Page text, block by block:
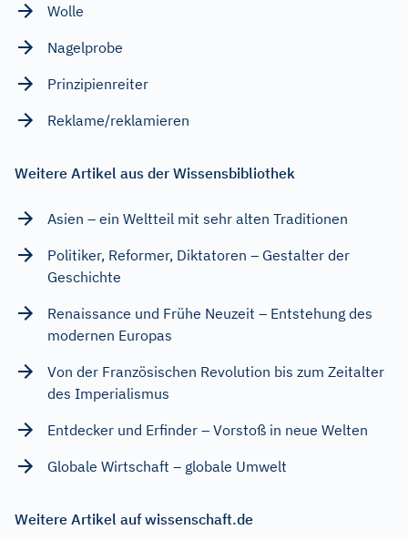
Wolle
Nagelprobe
Prinzipienreiter
Reklame/reklamieren
Weitere Artikel aus der Wissensbibliothek
Asien – ein Weltteil mit sehr alten Traditionen
Politiker, Reformer, Diktatoren – Gestalter der
Geschichte
Renaissance und Frühe Neuzeit – Entstehung des
modernen Europas
Von der Französischen Revolution bis zum Zeitalter
des Imperialismus
Entdecker und Erfinder – Vorstoß in neue Welten
Globale Wirtschaft – globale Umwelt
Weitere Artikel auf wissenschaft.de